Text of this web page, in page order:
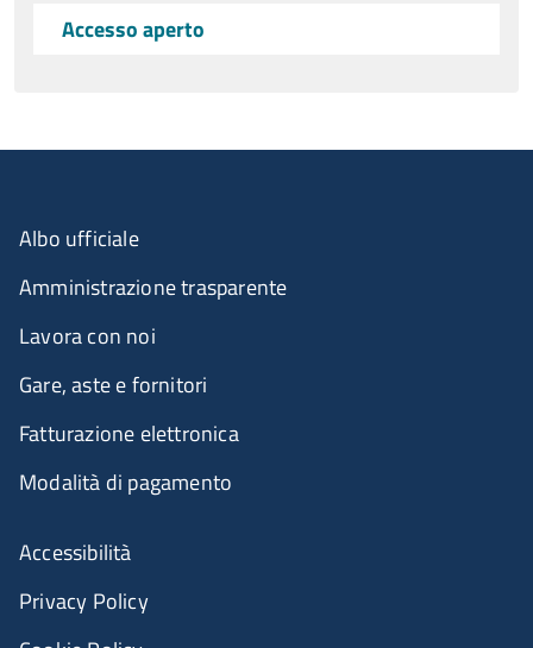
Accesso aperto
Albo ufficiale
Amministrazione trasparente
Lavora con noi
Gare, aste e fornitori
Fatturazione elettronica
Modalità di pagamento
Accessibilità
Privacy Policy